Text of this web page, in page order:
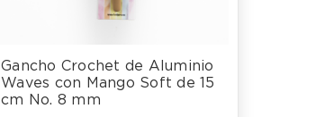
Gancho Crochet de Aluminio
Waves con Mango Soft de 15
cm No. 8 mm